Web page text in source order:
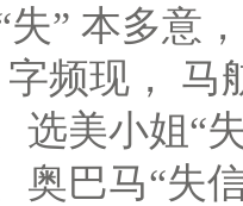
” 本多意
字频现，
选美小姐“
奥巴马“